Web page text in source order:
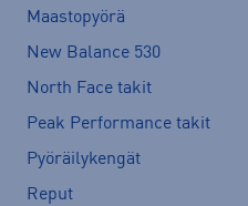
Maastopyörä
New Balance 530
North Face takit
Peak Performance takit
Pyöräilykengät
Reput